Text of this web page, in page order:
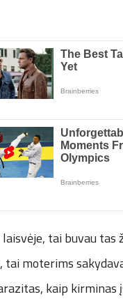
tai buvau tas
moterims
kaip kirminas